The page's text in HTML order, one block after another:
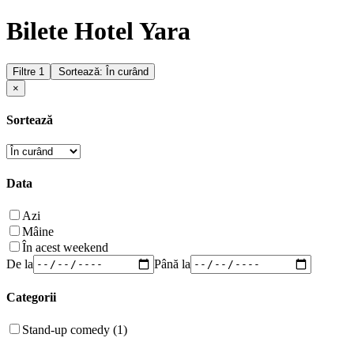
Bilete Hotel Yara
Filtre 1
Sortează: În curând
×
Sortează
Data
Azi
Mâine
În acest weekend
De la
Până la
Categorii
Stand-up comedy (1)